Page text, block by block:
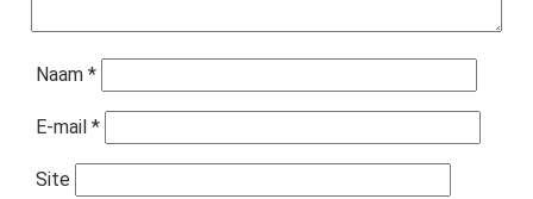
Naam*
E-mail*
Site